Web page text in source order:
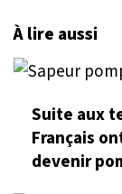
À lire aussi
Suite aux
Français
devenir